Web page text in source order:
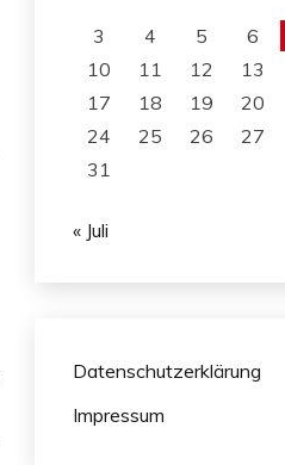
3
4 5 6
10
11 12 13
17
18 19 20
24
25 26 27
31
« Juli
Datenschutzerklärung
Impressum